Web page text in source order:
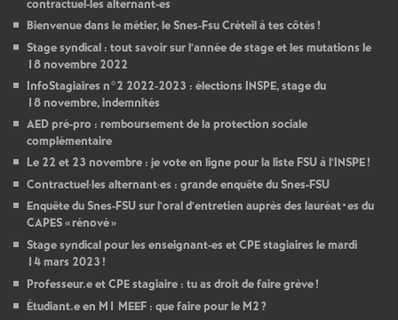
contractuel-les alternant-es
Bienvenue dans le métier, le Snes-Fsu Créteil à tes côtés !
Stage syndical : tout savoir sur l’année de stage et les mutations le
18 novembre 2022
InfoStagiaires n°2 2022-2023 : élections INSPE, stage du
18 novembre, indemnités
AEDpré-pro : remboursement de la protection sociale
complémentaire
Le 22 et 23 novembre : je vote en ligne pour la listeFSUà l’INSPE!
Contractuel·les alternant·es : grande enquête du Snes-FSU
Enquête du Snes-FSUsur l’oral d’entretien auprès des lauréat•es du
CAPES«rénové»
Stage syndical pour les enseignant-es etCPEstagiaires le mardi
14 mars 2023 !
Professeur.e etCPEstagiaire : tu as droit de faire grève!
Étudiant.e en M1 MEEF : que faire pour le M2?